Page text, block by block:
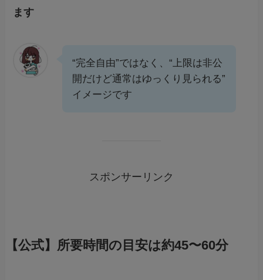
ます
“完全自由”ではなく、“上限は非公
開だけど通常はゆっくり見られる”
イメージです
スポンサーリンク
【公式】所要時間の目安は約45〜60分